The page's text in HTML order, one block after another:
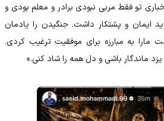
تو فقط مربی نبودی برادر و معلم بودی و
ایمان و پشتکار داشت. جنگیدن را یادمان
به مبارزه برای موفقیت ترغیب کردی.
ماندگار باشی و دل همه را شاد کنی.»